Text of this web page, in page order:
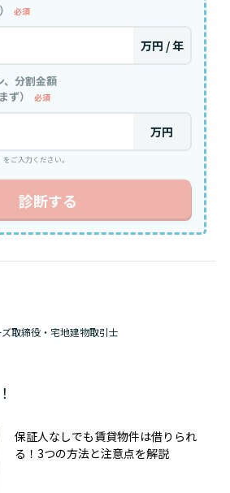
必須
万円 / 年
、分割金額
ず）
必須
万円
ご入力ください。
診断する
取締役・宅地建物取引士
保証人なしでも賃貸物件は借りられ
る！3つの方法と注意点を解説